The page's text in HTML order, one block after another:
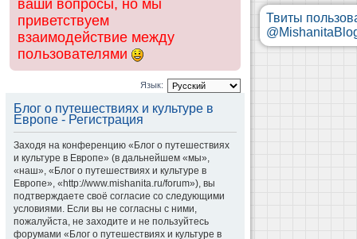
ваши вопросы, но мы
приветствуем
взаимодействие между
пользователями
Язык:
Блог о путешествиях и культуре в
Европе - Регистрация
Заходя на конференцию «Блог о путешествиях
и культуре в Европе» (в дальнейшем «мы»,
«наш», «Блог о путешествиях и культуре в
Европе», «http://www.mishanita.ru/forum»), вы
подтверждаете своё согласие со следующими
условиями. Если вы не согласны с ними,
пожалуйста, не заходите и не пользуйтесь
форумами «Блог о путешествиях и культуре в
Твиты